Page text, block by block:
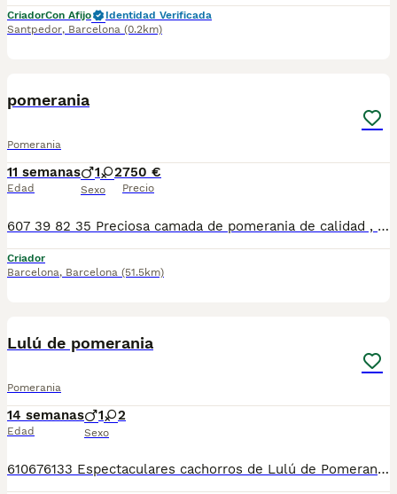
CriadorCon Afijo
Identidad Verificada
Santpedor, Barcelona (0.2km)
pomerania
Pomerania
11 semanas
Edad
1 2
Sexo
750 €
Precio
607 39 82 35 Preciosa camada de pomerania de calidad , se entregan con minimo de dos meses y medio de edad y sus vacunas correspondientes, desparasitados interna y externamente, pasaporte y microchip, contrato de garantia de salud. preferiblemente recogida en mano pero también podemos entregar en toda España mediante transporte de alta calidad preparado para animales y con chofer particular con posibilidad de pago contra reembolso Llámanos o háblanos por whats app, Teléfono 607398235
Criador
Barcelona, Barcelona (51.5km)
Lulú de pomerania
Pomerania
14 semanas
Edad
1 2
Sexo
610676133 Espectaculares cachorros de Lulú de Pomerania, de tamaño pequeñito, varios colores disponibles, con mucha calidad de pelo, muy bien cuidados, tienen dos meses de edad, se entregan revisados por nuestro veterinario, vacunados, desparasitados, con su cartilla veterinaria, microchip y garantía sanitaria por escrito. Tienen un carácter excelente, muy buenos y cariñosos, ideales para compañía, se pueden ver sin compromiso. Para más información 610676133 número zoológico t-2500116 Número de Microchip: 90200047852478 Núcleo Zoológico: t-2500116